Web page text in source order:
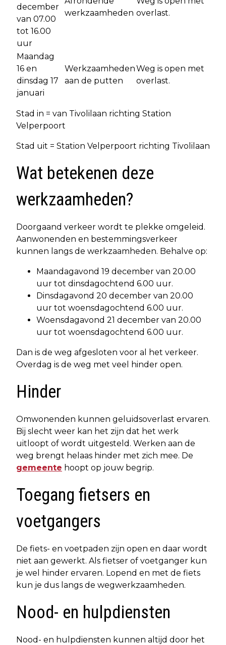
december
van 07.00
tot 16.00
uur
werkzaamheden overlast.
Maandag
16 en
dinsdag 17
januari
Werkzaamheden
aan de putten
Weg is open met
overlast.
Stad in = van Tivolilaan richting Station
Velperpoort
Stad uit = Station Velperpoort richting Tivolilaan
Wat betekenen deze
werkzaamheden?
Doorgaand verkeer wordt te plekke omgeleid.
Aanwonenden en bestemmingsverkeer
kunnen langs de werkzaamheden. Behalve op:
Maandagavond 19 december van 20.00
uur tot dinsdagochtend 6.00 uur.
Dinsdagavond 20 december van 20.00
uur tot woensdagochtend 6.00 uur.
Woensdagavond 21 december van 20.00
uur tot woensdagochtend 6.00 uur.
Dan is de weg afgesloten voor al het verkeer.
Overdag is de weg met veel hinder open.
Hinder
Omwonenden kunnen geluidsoverlast ervaren.
Bij slecht weer kan het zijn dat het werk
uitloopt of wordt uitgesteld. Werken aan de
weg brengt helaas hinder met zich mee. De
gemeente hoopt op jouw begrip.
Toegang fietsers en
voetgangers
De fiets- en voetpaden zijn open en daar wordt
niet aan gewerkt. Als fietser of voetganger kun
je wel hinder ervaren. Lopend en met de fiets
kun je dus langs de wegwerkzaamheden.
Nood- en hulpdiensten
Nood- en hulpdiensten kunnen altijd door het